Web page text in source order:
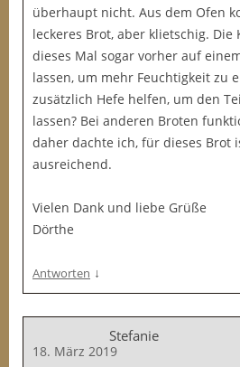
überhaupt nicht. Aus dem Ofen
leckeres Brot, aber klietschig. Die
dieses Mal sogar vorher auf
lassen, um mehr Feuchtigkeit zu
zusätzlich Hefe helfen, um den
lassen? Bei anderen Broten
daher dachte ich, für dieses Brot
ausreichend.
Vielen Dank und liebe Grüße
Dörthe
Antworten ↓
Stefanie
18. März 2019